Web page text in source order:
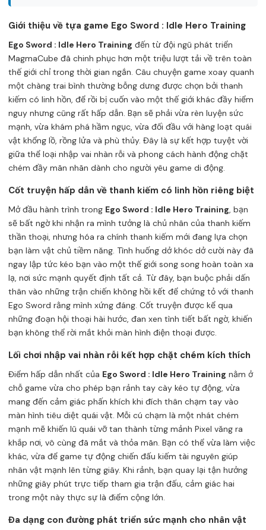
Giới thiệu về tựa game Ego Sword : Idle Hero Training
Ego Sword : Idle Hero Training đến từ đội ngũ phát triển
MagmaCube đã chinh phục hơn một triệu lượt tải về trên toàn
thế giới chỉ trong thời gian ngắn. Câu chuyện game xoay quanh
một chàng trai bình thường bỗng dưng được chọn bởi thanh
kiếm có linh hồn, để rồi bị cuốn vào một thế giới khác đầy hiểm
nguy nhưng cũng rất hấp dẫn. Bạn sẽ phải vừa rèn luyện sức
mạnh, vừa khám phá hầm ngục, vừa đối đầu với hàng loạt quái
vật khổng lồ, rồng lửa và phù thủy. Đây là sự kết hợp tuyệt vời
giữa thể loại nhập vai nhàn rỗi và phong cách hành động chặt
chém đầy mãn nhãn dành cho người yêu game di động.
Cốt truyện hấp dẫn về thanh kiếm có linh hồn riêng biệt
Mở đầu hành trình trong Ego Sword : Idle Hero Training, bạn
sẽ bất ngờ khi nhận ra mình tưởng là chủ nhân của thanh kiếm
thần thoại, nhưng hóa ra chính thanh kiếm mới đang lựa chọn
bạn làm vật chủ tiềm năng. Tình huống dở khóc dở cười này đã
ngay lập tức kéo bạn vào một thế giới song song hoàn toàn xa
lạ, nơi sức mạnh quyết định tất cả. Từ đây, bạn buộc phải dấn
thân vào những trận chiến không hồi kết để chứng tỏ với thanh
Ego Sword rằng mình xứng đáng. Cốt truyện được kể qua
những đoạn hội thoại hài hước, đan xen tình tiết bất ngờ, khiến
bạn không thể rời mắt khỏi màn hình điện thoại được.
Lối chơi nhập vai nhàn rỗi kết hợp chặt chém kích thích
Điểm hấp dẫn nhất của Ego Sword : Idle Hero Training nằm ở
chỗ game vừa cho phép bạn rảnh tay cày kéo tự động, vừa
mang đến cảm giác phấn khích khi đích thân chạm tay vào
màn hình tiêu diệt quái vật. Mỗi cú chạm là một nhát chém
mạnh mẽ khiến lũ quái vỡ tan thành từng mảnh Pixel văng ra
khắp nơi, vô cùng đã mắt và thỏa mãn. Bạn có thể vừa làm việc
khác, vừa để game tự động chiến đấu kiếm tài nguyên giúp
nhân vật mạnh lên từng giây. Khi rảnh, bạn quay lại tận hưởng
những giây phút trực tiếp tham gia trận đấu, cảm giác hai
trong một này thực sự là điểm cộng lớn.
Đa dạng con đường phát triển sức mạnh cho nhân vật